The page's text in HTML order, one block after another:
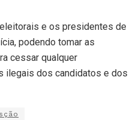
e os presidentes de
podendo tomar as
cessar qualquer
ilegais dos candidatos e dos